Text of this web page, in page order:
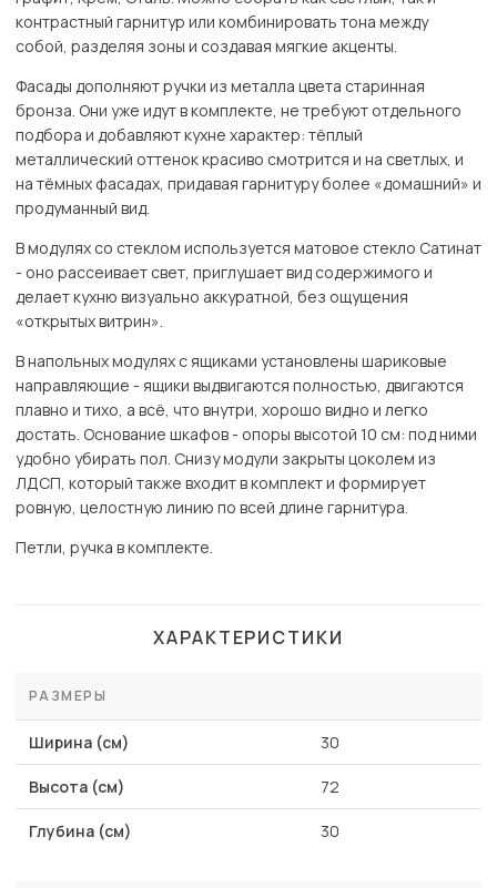
контрастный гарнитур или комбинировать тона между
собой, разделяя зоны и создавая мягкие акценты.
Фасады дополняют ручки из металла цвета старинная
бронза. Они уже идут в комплекте, не требуют отдельного
подбора и добавляют кухне характер: тёплый
металлический оттенок красиво смотрится и на светлых, и
на тёмных фасадах, придавая гарнитуру более «домашний» и
продуманный вид.
В модулях со стеклом используется матовое стекло Сатинат
- оно рассеивает свет, приглушает вид содержимого и
делает кухню визуально аккуратной, без ощущения
«открытых витрин».
В напольных модулях с ящиками установлены шариковые
направляющие - ящики выдвигаются полностью, двигаются
плавно и тихо, а всё, что внутри, хорошо видно и легко
достать. Основание шкафов - опоры высотой 10 см: под ними
удобно убирать пол. Снизу модули закрыты цоколем из
ЛДСП, который также входит в комплект и формирует
ровную, целостную линию по всей длине гарнитура.
Петли, ручка в комплекте.
ХАРАКТЕРИСТИКИ
РАЗМЕРЫ
Ширина (см) 30
Высота (см) 72
Глубина (см) 30